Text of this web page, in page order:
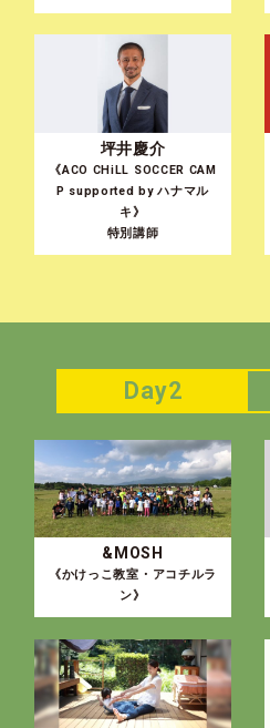
坪井慶介
《ACO CHiLL SOCCER CAM
P supported by ハナマル
キ》
特別講師
Day2
&MOSH
《かけっこ教室・アコチルラ
ン》